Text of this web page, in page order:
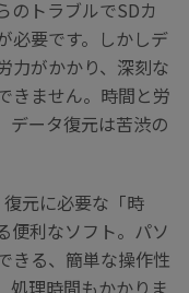
のトラブルでSDカ
必要です。しかしデ
力がかかり、深刻な
きません。時間と労
データ復元は苦渋の
復元に必要な「時
便利なソフト。パソ
きる、簡単な操作性